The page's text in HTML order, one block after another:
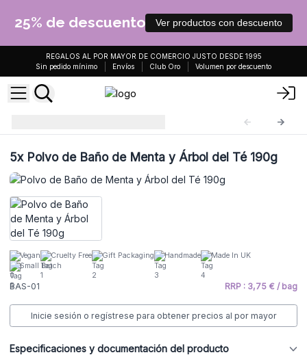
25% de descuento Ver productos con descuento
REGALOS AL POR MAYOR DE COMERCIO JUSTO DESDE 1995
Sin pedido mínimo
Envíos Club Oro Volumen por descuento
5xPolvo de Baño de Menta y Árbol del Té 190g
Vegan Cruelty Free Gift Packaging Handmade
Made In UK
Small Batch
BAS-01 RRP : 3,75 € / bag
Inicie sesión o regístrese para obtener precios al por mayor
Especificaciones y documentación del producto